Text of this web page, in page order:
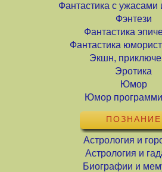
Фантастика с ужасами
Фэнтези
Фантастика
Фантастика
Экшн,
Эротика
Юмор
Юмор
ПОЗНАНИЕ
Астрология и
Астрология и
Биографии и